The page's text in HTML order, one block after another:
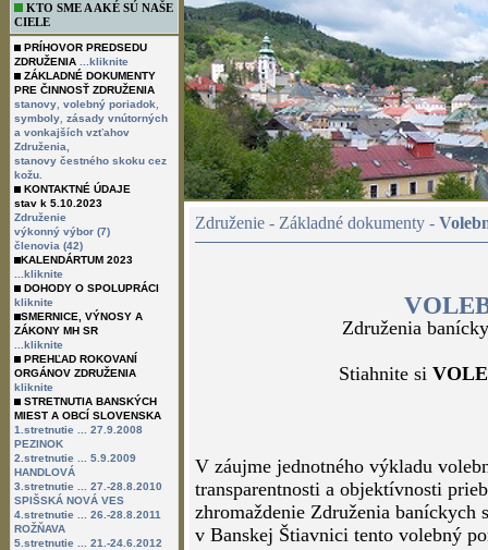
KTO SME A AKÉ SÚ NAŠE
CIELE
PRÍHOVOR PREDSEDU
ZDRUŽENIA
...kliknite
ZÁKLADNÉ DOKUMENTY
PRE ČINNOSŤ ZDRUŽENIA
stanovy volebný poriadok
symboly zásady vnútorných
a vonkajších vzťahov
Združenia,
stanovy čestného skoku cez
kožu.
KONTAKTNÉ ÚDAJE
stav k 5.10.2023
Združenie
výkonný výbor (7)
členovia (42)
KALENDÁRTUM 2023
...kliknite
DOHODY O SPOLUPRÁCI
kliknite
SMERNICE, VÝNOSY A
ZÁKONY MH SR
...kliknite
PREHĽAD ROKOVANÍ
ORGÁNOV ZDRUŽENIA
kliknite
STRETNUTIA BANSKÝCH
MIEST A OBCÍ SLOVENSKA
1.stretnutie ... 27.9.2008
PEZINOK
2.stretnutie ... 5.9.2009
HANDLOVÁ
3.stretnutie ... 27.-28.8.2010
SPIŠSKÁ NOVÁ VES
4.stretnutie ... 26.-28.8.2011
ROŽŇAVA
5.stretnutie ... 21.-24.6.2012
Združenie - Základné dokumenty -
Združenia
Stiahnite si
V záujme jednotného výkladu
transparentnosti a objektívnosti
zhromaždenie Združenia baníckych
v Banskej Štiavnici tento volebný